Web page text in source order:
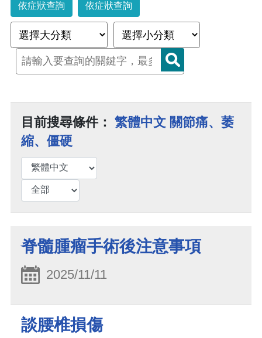
依症狀查詢 依症狀查詢
目前搜尋條件： 繁體中文 關節痛、萎
縮、僵硬
脊髓腫瘤手術後注意事項
2025/11/11
談腰椎損傷